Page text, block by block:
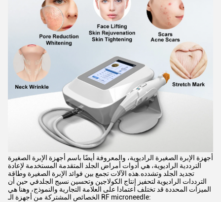
أجهزة الإبرة الصغيرة الراديوية، والمعروفة أيضًا باسم أجهزة الإبرة الصغيرة
الترددية الراديوية، هي أدوات أمراض الجلد المتقدمة المستخدمة لإعادة
تجديد الجلد وتشدده.هذه الآلات تجمع بين فوائد الإبرة الصغيرة وطاقة
الترددات الراديوية لتحفيز إنتاج الكولاجين وتحسين نسيج الجلدفي حين أن
الميزات المحددة قد تختلف اعتمادا على العلامة التجارية والنموذج، وهنا هي
الخصائص المشتركة من أجهزة الـ RF microneedle: